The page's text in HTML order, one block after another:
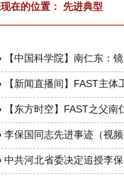
在的位置： 先进典型
【中国科学院】南仁东：
【新闻直播间】FAST主
【东方时空】FAST之父
李保国同志先进事迹（视
中共河北省委决定追授李